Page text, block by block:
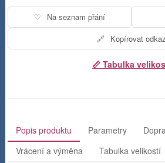
♡ Na seznam přání
🔗 Kopírovat odkaz
📏 Tabulka
Popis produktu Parametry
Vrácení a výměna
Tabulka velikostí